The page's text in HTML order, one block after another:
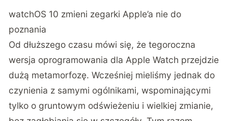
watchOS 10 zmieni zegarki Apple’a nie do
poznania
Od dłuższego czasu mówi się, że tegoroczna
wersja oprogramowania dla Apple Watch przejdzie
dużą metamorfozę. Wcześniej mieliśmy jednak do
czynienia z samymi ogólnikami, wspominającymi
tylko o gruntowym odświeżeniu i wielkiej zmianie,